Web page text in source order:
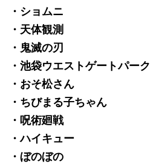
・ショムニ
・天体観測
・鬼滅の刃
・池袋ウエストゲートパーク
・おそ松さん
・ちびまる子ちゃん
・呪術廻戦
・ハイキュー
・ぼのぼの